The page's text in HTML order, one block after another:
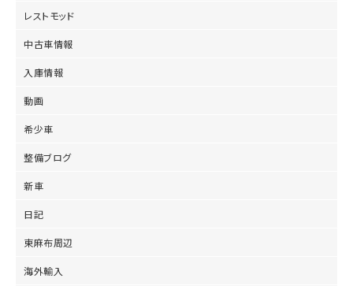
レストモッド
中古車情報
入庫情報
動画
希少車
整備ブログ
新車
日記
東麻布周辺
海外輸入